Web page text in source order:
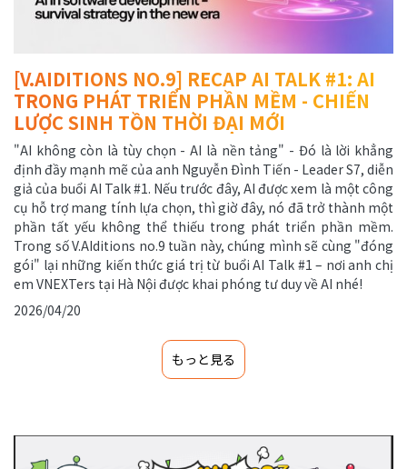
[V.AIDITIONS NO.9] RECAP AI TALK #1: AI
TRONG PHÁT TRIỂN PHẦN MỀM - CHIẾN
LƯỢC SINH TỒN THỜI ĐẠI MỚI
"AI không còn là tùy chọn - AI là nền tảng" - Đó là lời khẳng
định đầy mạnh mẽ của anh Nguyễn Đình Tiến - Leader S7, diễn
giả của buổi AI Talk #1. Nếu trước đây, AI được xem là một công
cụ hỗ trợ mang tính lựa chọn, thì giờ đây, nó đã trở thành một
phần tất yếu không thể thiếu trong phát triển phần mềm.
Trong số V.AIditions no.9 tuần này, chúng mình sẽ cùng "đóng
gói" lại những kiến thức giá trị từ buổi AI Talk #1 – nơi anh chị
em VNEXTers tại Hà Nội được khai phóng tư duy về AI nhé!
2026/04/20
もっと見る